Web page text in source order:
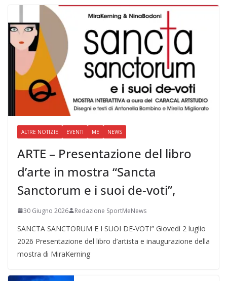
ALTRE NOTIZIE EVENTI ME NEWS
ARTE – Presentazione del libro
d’arte in mostra “Sancta
Sanctorum e i suoi de-voti”,
30 Giugno 2026 Redazione SportMeNews
SANCTA SANCTORUM E I SUOI DE-VOTI” Giovedì 2 luglio
2026 Presentazione del libro d’artista e inaugurazione della
mostra di MiraKerning